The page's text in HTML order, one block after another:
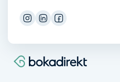
Veterinär
Vibrationsmassage
Vinyasa Yoga